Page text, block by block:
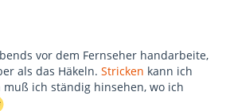
vor dem Fernseher handarbeite,
als das Häkeln. Stricken kann ich
ich ständig hinsehen, wo ich